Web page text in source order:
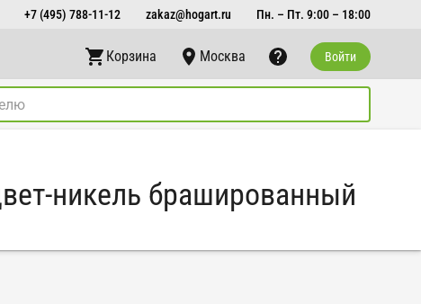
+7 (495) 788-11-12 zakaz@hogart.ru Пн. – Пт. 9:00 – 18:00
Корзина Москва Войти
никель брашированный